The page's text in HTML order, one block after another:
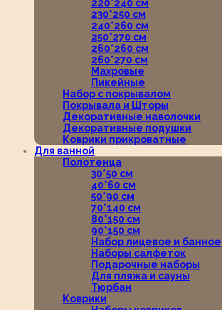
220*240 см
230*250 см
240*260 см
250*270 см
260*260 см
260*270 см
Махровые
Пикейные
Набор с покрывалом
Покрывала и Шторы
Декоративные наволочки
Декоративные подушки
Коврики прикроватные
Для ванной
Полотенца
30*50 см
40*60 см
50*90 см
70*140 см
80*150 см
90*150 см
Набор лицевое и банное
Наборы салфеток
Подарочные наборы
Для пляжа и сауны
Тюрбан
Коврики